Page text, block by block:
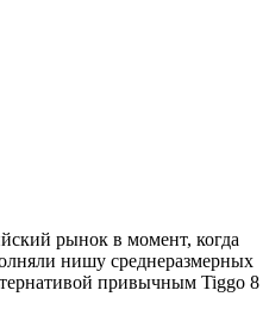
рынок в момент, когда
нишу среднеразмерных
привычным Tiggo 8